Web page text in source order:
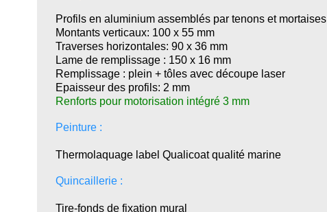
Profils en aluminium assemblés par tenons et mortaises
Montants verticaux: 100 x 55 mm
Traverses horizontales: 90 x 36 mm
Lame de remplissage : 150 x 16 mm
Remplissage : plein + tôles avec découpe laser
Epaisseur des profils: 2 mm
Renforts pour motorisation intégré 3 mm
Peinture :
Thermolaquage label Qualicoat qualité marine
Quincaillerie :
Tire-fonds de fixation mural